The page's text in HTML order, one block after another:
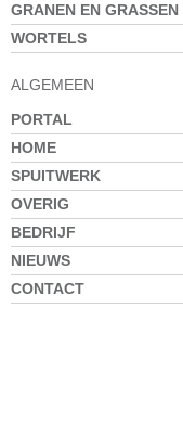
GRANEN EN GRASSEN
WORTELS
ALGEMEEN
PORTAL
HOME
SPUITWERK
OVERIG
BEDRIJF
NIEUWS
CONTACT